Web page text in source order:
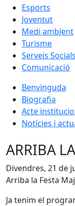
Esports
Joventut
Medi ambient
Turisme
Serveis Socials
Comunicació
Benvinguda
Biografia
Acte
Notícies i
ARRIBA
Divendres, 21 de
Arriba la Festa
Ja tenim el